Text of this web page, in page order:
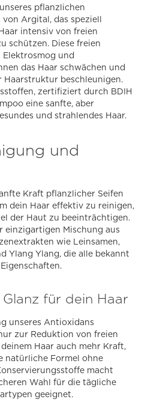
pflanzlichen
Argital, das speziell
intensiv von freien
schützen. Diese freien
Elektrosmog und
das Haar schwächen und
beschleunigen.
zertifiziert durch BDIH
eine sanfte, aber
und strahlendes Haar.
und
Kraft pflanzlicher Seifen
dein Haar effektiv zu reinigen,
der Haut zu beeinträchtigen.
einzigartigen Mischung aus
wie Leinsamen,
Ylang Ylang, die alle bekannt
für dein Haar
unseres Antioxidans
zur Reduktion von freien
Haar auch mehr Kraft,
natürliche Formel ohne
macht
Wahl für die tägliche
geeignet.